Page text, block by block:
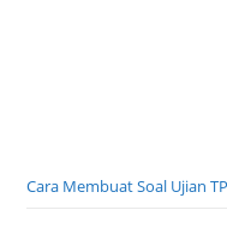
Cara Membuat Soal Ujian